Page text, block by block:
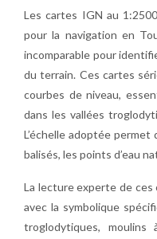
Les cartes IGN au
pour la navigation en
incomparable pour
du terrain. Ces cartes
courbes de niveau,
dans les vallées
L’échelle adoptée
balisés, les points d’eau
La lecture experte de ces
avec la symbolique
troglodytiques,